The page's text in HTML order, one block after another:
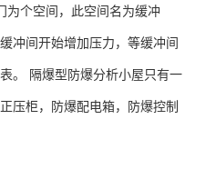
为个空间，此空间名为缓冲
冲间开始增加压力，等缓冲间
。 隔爆型防爆分析小屋只有一
压柜，防爆配电箱，防爆控制